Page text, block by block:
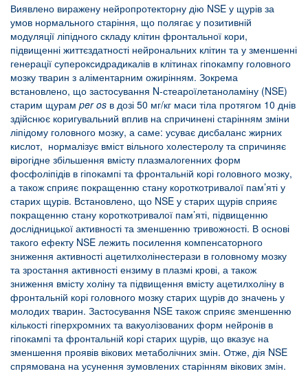
Виявлено виражену нейропротекторну дію NSE у щурів за
умов нормального старіння, що полягає у позитивній
модуляції ліпідного складу клітин фронтальної кори,
підвищенні життєздатності нейрональних клітин та у зменшенні
генерації супероксидрадикалів в клітинах гіпокампу головного
мозку тварин з аліментарним ожирінням. Зокрема
встановлено, що застосування N-стеароїлетаноламіну (NSE)
старим щурам per os в дозі 50 мг/кг маси тіла протягом 10 днів
здійснює коригувальний вплив на спричинені старінням зміни
ліпідому головного мозку, а саме: усуває дисбаланс жирних
кислот, нормалізує вміст вільного холестеролу та спричиняє
вірогідне збільшення вмісту плазмалогенних форм
фосфоліпідів в гіпокампі та фронтальній корі головного мозку,
а також сприяє покращенню стану короткотривалої пам’яті у
старих щурів. Встановлено, що NSE у старих щурів сприяє
покращенню стану короткотривалої пам’яті, підвищенню
дослідницької активності та зменшенню тривожності. В основі
такого ефекту NSE лежить посилення компенсаторного
зниження активності ацетилхолінестерази в головному мозку
та зростання активності ензиму в плазмі крові, а також
зниження вмісту холіну та підвищення вмісту ацетилхоліну в
фронтальній корі головного мозку старих щурів до значень у
молодих тварин. Застосування NSE також сприяє зменшенню
кількості гіперхромних та вакуолізованих форм нейронів в
гіпокампі та фронтальній корі старих щурів, що вказує на
зменшення проявів вікових метаболічних змін. Отже, дія NSE
спрямована на усунення зумовлених старінням вікових змін.